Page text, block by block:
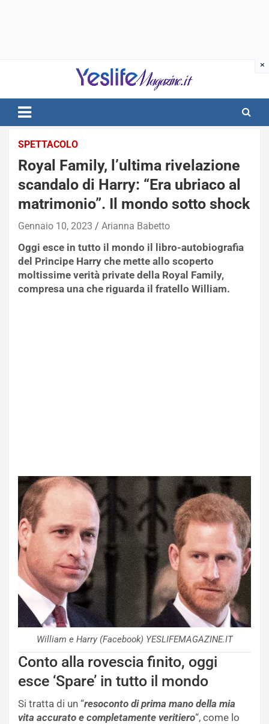
notizie di intrattenimento
SPETTACOLO
Royal Family, l’ultima rivelazione
scandalo di Harry: “Era ubriaco al
matrimonio”. Il mondo sotto shock
Gennaio 10, 2023 Arianna Babetto
Oggi esce in tutto il mondo il libro-autobiografia
del Principe Harry che mette allo scoperto
moltissime verità private della Royal Family,
compresa una che riguarda il fratello William.
William e Harry (Facebook) YESLIFEMAGAZINE.IT
Conto alla rovescia finito, oggi
esce ‘Spare’ in tutto il mondo
Si tratta di un “resoconto di prima mano della mia
vita accurato e completamente veritiero“, come lo